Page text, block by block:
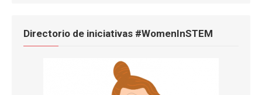
Directorio de iniciativas #WomenInSTEM